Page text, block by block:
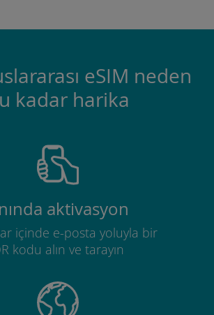
eSIM neden
kadar harika
aktivasyon
içinde e-posta yoluyla bir
kodu alın ve tarayın